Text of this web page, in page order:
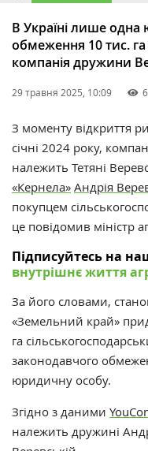
В Україні лише
обмеження 10 тис.
компанія дружини
29 травня 2025, 10:09
З моменту відкриття
січні 2024 року,
належить Тетяні
«Кернела» Андрія
покупцем
це повідомив міністр
Підписуйтесь на
внутрішнє життя
За його словами,
«Земельний край»
га
законодавчого
юридичну особу.
Згідно з даними
належить дружині